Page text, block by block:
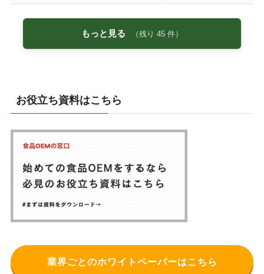
もっと見る （残り 45 件）
お役立ち資料はこちら
業界ごとのホワイトペーパーはこちら